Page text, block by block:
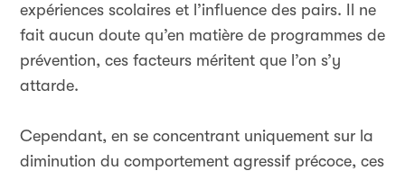
expériences scolaires et l’influence des pairs. Il ne
fait aucun doute qu’en matière de programmes de
prévention, ces facteurs méritent que l’on s’y
attarde.
Cependant, en se concentrant uniquement sur la
diminution du comportement agressif précoce, ces